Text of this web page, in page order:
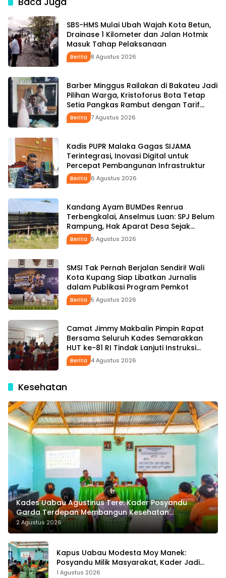
SBS-HMS Mulai Ubah Wajah Kota Betun,
Drainase 1 Kilometer dan Jalan Hotmix
Masuk Tahap Pelaksanaan
Berita 8 Agustus 2026
Barber Minggus Railakan di Bakateu Jadi
Pilihan Warga, Kristoforus Bota Tetap
Setia Pangkas Rambut dengan Tarif
Rp15 Ribu per Kepala
Berita 7 Agustus 2026
Kadis PUPR Malaka Gagas SIJAMA
Terintegrasi, Inovasi Digital untuk
Percepat Pembangunan Infrastruktur
Berita 6 Agustus 2026
Kandang Ayam BUMDes Renrua
Terbengkalai, Anselmus Luan: SPJ Belum
Rampung, Hak Aparat Desa Sejak
Januari Belum Dibayar
Berita 5 Agustus 2026
SMSI Tak Pernah Berjalan Sendiri! Wali
Kota Kupang Siap Libatkan Jurnalis
dalam Publikasi Program Pemkot
Berita 5 Agustus 2026
Camat Jimmy Makbalin Pimpin Rapat
Bersama Seluruh Kades Semarakkan
HUT ke-81 RI Tindak Lanjuti Instruksi
Bupati SBS dan Wabup HMS
Berita 4 Agustus 2026
Kesehatan
Kades Uabau Agustinus Tere: Kader Posyandu
Garda Terdepan Membangun Kesehatan
Masyarakat Desa
2 Agustus 2026
Kapus Uabau Modesta Moy Manek:
Posyandu Milik Masyarakat, Kader Jadi
Ujung Tombak Perangi Stunting
1 Agustus 2026